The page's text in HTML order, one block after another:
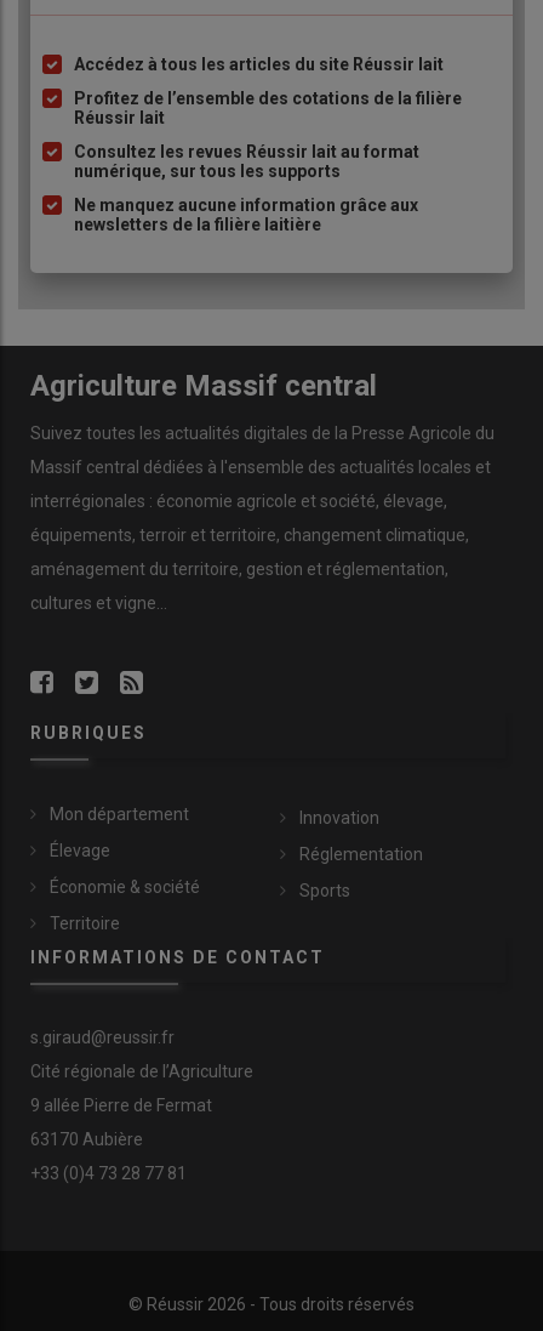
Liste
à
puce
Accédez à tous les articles du site Réussir lait
Profitez de l’ensemble des cotations de la filière
Réussir lait
Consultez les revues Réussir lait au format
numérique, sur tous les supports
Ne manquez aucune information grâce aux
newsletters de la filière laitière
Agriculture Massif central
Suivez toutes les actualités digitales de la Presse Agricole du
Massif central dédiées à l'ensemble des actualités locales et
interrégionales : économie agricole et société, élevage,
équipements, terroir et territoire, changement climatique,
aménagement du territoire, gestion et réglementation,
cultures et vigne...
RUBRIQUES
Mon département
Élevage
Économie & société
Territoire
Innovation
Réglementation
Sports
INFORMATIONS DE CONTACT
s.giraud@reussir.fr
Cité régionale de l’Agriculture
9 allée Pierre de Fermat
63170 Aubière
+33 (0)4 73 28 77 81
© Réussir 2026 - Tous droits réservés